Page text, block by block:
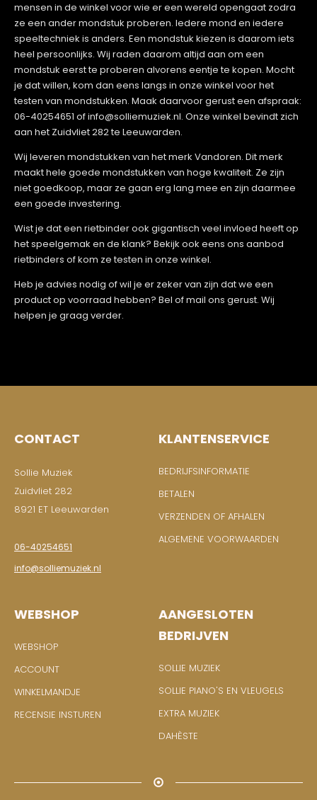
mensen in de winkel voor wie er een wereld opengaat zodra
ze een ander mondstuk proberen. Iedere mond en iedere
speeltechniek is anders. Een mondstuk kiezen is daarom iets
heel persoonlijks. Wij raden daarom altijd aan om een
mondstuk eerst te proberen alvorens eentje te kopen. Mocht
je dat willen, kom dan eens langs in onze winkel voor het
testen van mondstukken. Maak daarvoor gerust een afspraak:
06-40254651 of info@solliemuziek.nl. Onze winkel bevindt zich
aan het Zuidvliet 282 te Leeuwarden.
Wij leveren mondstukken van het merk Vandoren. Dit merk
maakt hele goede mondstukken van hoge kwaliteit. Ze zijn
niet goedkoop, maar ze gaan erg lang mee en zijn daarmee
een goede investering.
Wist je dat een rietbinder ook gigantisch veel invloed heeft op
het speelgemak en de klank? Bekijk ook eens ons aanbod
rietbinders of kom ze testen in onze winkel.
Heb je advies nodig of wil je er zeker van zijn dat we een
product op voorraad hebben? Bel of mail ons gerust. Wij
helpen je graag verder.
CONTACT
Sollie Muziek
Zuidvliet 282
8921 ET Leeuwarden
06-40254651
info@solliemuziek.nl
KLANTENSERVICE
BEDRIJFSINFORMATIE
BETALEN
VERZENDEN OF AFHALEN
ALGEMENE VOORWAARDEN
WEBSHOP
WEBSHOP
ACCOUNT
WINKELMANDJE
RECENSIE INSTUREN
AANGESLOTEN
BEDRIJVEN
SOLLIE MUZIEK
SOLLIE PIANO'S EN VLEUGELS
EXTRA MUZIEK
DAHÈSTE